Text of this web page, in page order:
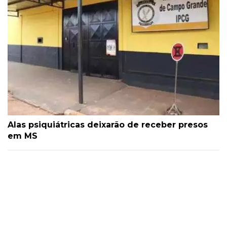
Alas psiquiátricas deixarão de receber presos
em MS